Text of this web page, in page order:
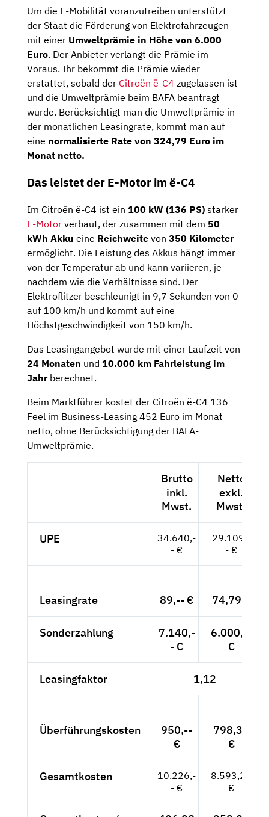
Um die E-Mobilität voranzutreiben unterstützt
der Staat die Förderung von Elektrofahrzeugen
mit einer Umweltprämie in Höhe von 6.000
Euro. Der Anbieter verlangt die Prämie im
Voraus. Ihr bekommt die Prämie wieder
erstattet, sobald der Citroën ë-C4 zugelassen ist
und die Umweltprämie beim BAFA beantragt
wurde. Berücksichtigt man die Umweltprämie in
der monatlichen Leasingrate, kommt man auf
eine normalisierte Rate von 324,79 Euro im
Monat netto.
Das leistet der E-Motor im ë-C4
Im Citroën ë-C4 ist ein 100 kW (136 PS) starker
E-Motor verbaut, der zusammen mit dem 50
kWh Akku eine Reichweite von 350 Kilometer
ermöglicht. Die Leistung des Akkus hängt immer
von der Temperatur ab und kann variieren, je
nachdem wie die Verhältnisse sind. Der
Elektroflitzer beschleunigt in 9,7 Sekunden von 0
auf 100 km/h und kommt auf eine
Höchstgeschwindigkeit von 150 km/h.
Das Leasingangebot wurde mit einer Laufzeit von
24 Monaten und 10.000 km Fahrleistung im
Jahrberechnet.
Beim Marktführer kostet der Citroën ë-C4 136
Feel im Business-Leasing 452 Euro im Monat
netto, ohne Berücksichtigung der BAFA-
Umweltprämie.
Brutto
inkl.
Mwst.
Netto
exkl.
Mwst.
UPE
34.640,-
- €
29.109,-
- €
Leasingrate 89,-- € 74,79 €
Sonderzahlung
7.140,-
- €
6.000,--
€
Leasingfaktor 1,12
Überführungskosten
950,--
€
798,32
€
Gesamtkosten
10.226,-
- €
8.593,28
€